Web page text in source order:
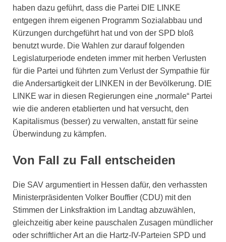
haben dazu geführt, dass die Partei DIE LINKE
entgegen ihrem eigenen Programm Sozialabbau und
Kürzungen durchgeführt hat und von der SPD bloß
benutzt wurde. Die Wahlen zur darauf folgenden
Legislaturperiode endeten immer mit herben Verlusten
für die Partei und führten zum Verlust der Sympathie für
die Andersartigkeit der LINKEN in der Bevölkerung. DIE
LINKE war in diesen Regierungen eine „normale“ Partei
wie die anderen etablierten und hat versucht, den
Kapitalismus (besser) zu verwalten, anstatt für seine
Überwindung zu kämpfen.
Von Fall zu Fall entscheiden
Die SAV argumentiert in Hessen dafür, den verhassten
Ministerpräsidenten Volker Bouffier (CDU) mit den
Stimmen der Linksfraktion im Landtag abzuwählen,
gleichzeitig aber keine pauschalen Zusagen mündlicher
oder schriftlicher Art an die Hartz-IV-Parteien SPD und